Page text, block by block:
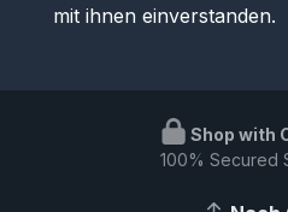
mit ihnen einverstanden.
Shop with
100% Secured